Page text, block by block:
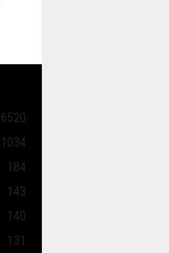
6520
1034
184
143
140
131